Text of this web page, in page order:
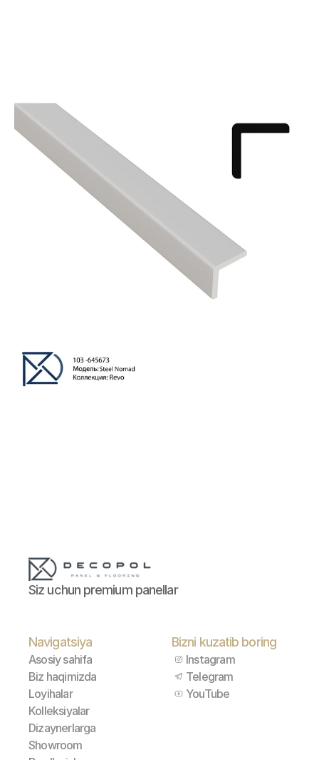
Siz uchun premium panellar
Navigatsiya
Asosiy sahifa
Biz haqimizda
Loyihalar
Kolleksiyalar
Dizaynerlarga
Showroom
Bizni kuzatib boring
Instagram
Telegram
YouTube